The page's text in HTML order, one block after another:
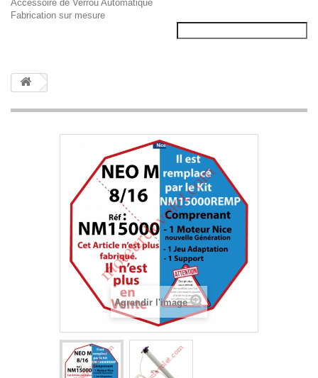
Accessoire de Verrou Automatique
Fabrication sur mesure
Agrandir l'image